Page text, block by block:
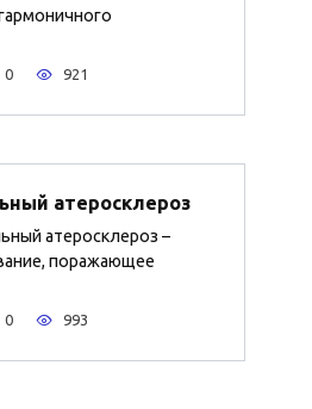
0 921
атеросклероз
атеросклероз –
поражающее
0 993